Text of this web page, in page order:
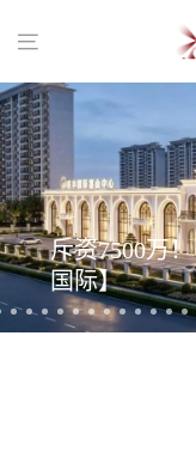

斥资7500万
国际】